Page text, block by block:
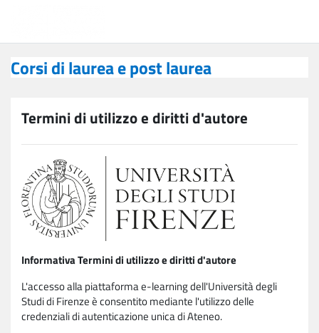
Corsi di laurea e post laurea
Termini di utilizzo e diritti d'autore
Informativa Termini di utilizzo e diritti d'autore
L'accesso alla piattaforma e-learning dell'Università degli
Studi di Firenze è consentito mediante l'utilizzo delle
credenziali di autenticazione unica di Ateneo.